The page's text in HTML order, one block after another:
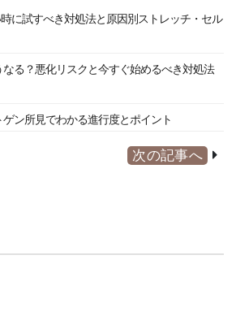
に試すべき対処法と原因別ストレッチ・セル
なる？悪化リスクと今すぐ始めるべき対処法
ゲン所見でわかる進行度とポイント
次の記事へ